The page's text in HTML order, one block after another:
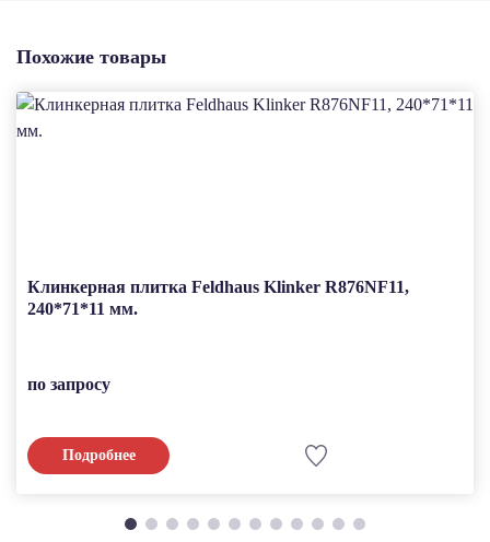
Похожие товары
Клинкерная плитка Feldhaus Klinker R876NF11,
240*71*11 мм.
по запросу
Подробнее